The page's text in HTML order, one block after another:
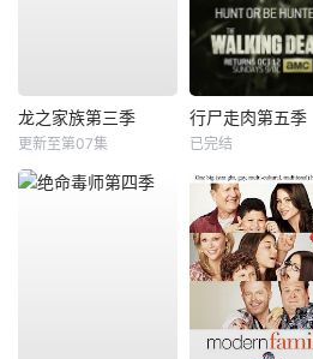
龙之家族第三季
更新至第07集
行尸走肉第五季
已完结